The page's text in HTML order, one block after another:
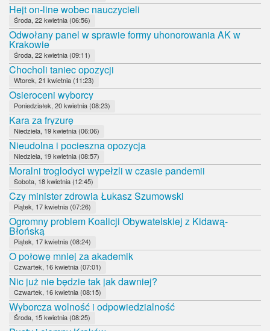
Hejt on-line wobec nauczycieli
Środa, 22 kwietnia (06:56)
Odwołany panel w sprawie formy uhonorowania AK w
Krakowie
Środa, 22 kwietnia (09:11)
Chocholi taniec opozycji
Wtorek, 21 kwietnia (11:23)
Osieroceni wyborcy
Poniedziałek, 20 kwietnia (08:23)
Kara za fryzurę
Niedziela, 19 kwietnia (06:06)
Nieudolna i pocieszna opozycja
Niedziela, 19 kwietnia (08:57)
Moralni troglodyci wypełzli w czasie pandemii
Sobota, 18 kwietnia (12:45)
Czy minister zdrowia Łukasz Szumowski
Piątek, 17 kwietnia (07:26)
Ogromny problem Koalicji Obywatelskiej z Kidawą-
Błońską
Piątek, 17 kwietnia (08:24)
O połowę mniej za akademik
Czwartek, 16 kwietnia (07:01)
Nic już nie będzie tak jak dawniej?
Czwartek, 16 kwietnia (08:15)
Wyborcza wolność i odpowiedzialność
Środa, 15 kwietnia (08:25)